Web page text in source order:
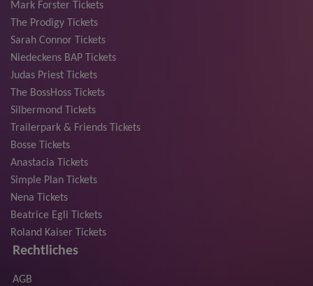
Mark Forster Tickets
The Prodigy Tickets
Sarah Connor Tickets
Niedeckens BAP Tickets
Judas Priest Tickets
The BossHoss Tickets
Silbermond Tickets
Trailerpark & Friends Tickets
Bosse Tickets
Anastacia Tickets
Simple Plan Tickets
Nena Tickets
Beatrice Egli Tickets
Roland Kaiser Tickets
Rechtliches
AGB